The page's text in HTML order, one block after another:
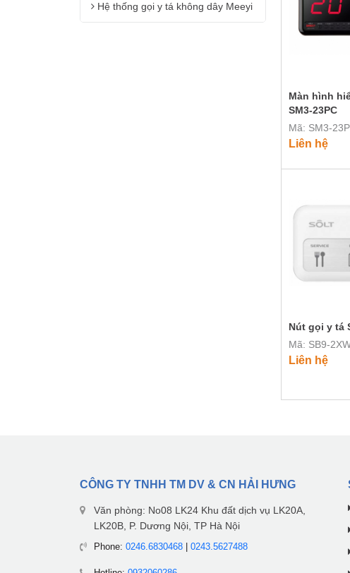
Hệ thống gọi y tá không dây Meeyi
Màn hình
SM3-23PC
Mã: SM3-
Liên hệ
Nút gọi y tá
Mã: SB9-
Liên hệ
CÔNG TY TNHH TM DV & CN HẢI HƯNG
Văn phòng: No08 LK24 Khu đất dịch vụ LK20A,
LK20B, P. Dương Nội, TP Hà Nội
Phone: 0246.6830468| 0243.5627488